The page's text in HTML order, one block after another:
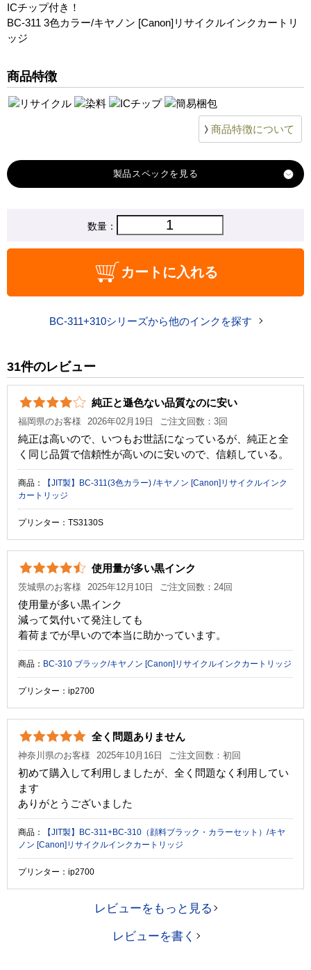
ICチップ付き！
BC-311 3色カラー/キヤノン [Canon]リサイクルインクカートリ
ッジ
商品特徴
商品特徴について
製品スペック
BC-311
3,180 円
カラー 3色カラー
顔料・染料 染料
ICチップ あり
製品タイプ リサイクルインク
数量：
カートに入れる
BC-311+310シリーズから他のインクを探す
31件のレビュー
純正と遜色ない品質なのに安い
福岡県のお客様 2026年02月19日 ご注文回数：3回
純正は高いので、いつもお世話になっているが、純正と全
く同じ品質で信頼性が高いのに安いので、信頼している。
商品：
【JIT製】BC-311(3色カラー) /キヤノン [Canon]リサイクルインク
カートリッジ
プリンター：TS3130S
使用量が多い黒インク
茨城県のお客様 2025年12月10日 ご注文回数：24回
使用量が多い黒インク
減って気付いて発注しても
着荷までが早いので本当に助かっています。
商品： BC-310 ブラック/キヤノン [Canon]リサイクルインクカートリッジ
プリンター：ip2700
全く問題ありません
神奈川県のお客様 2025年10月16日 ご注文回数：初回
初めて購入して利用しましたが、全く問題なく利用してい
ます
ありがとうございました
商品：
【JIT製】BC-311+BC-310（顔料ブラック・カラーセット）/キヤ
ノン [Canon]リサイクルインクカートリッジ
プリンター：ip2700
レビューをもっと見る
レビューを書く